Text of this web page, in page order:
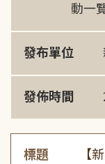
動一
發布單位
發佈時間
標題
【